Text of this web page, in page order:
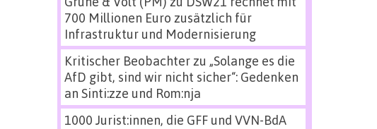
700 Millionen Euro zusätzlich für
Infrastruktur und Modernisierung
Kritischer Beobachterzu „Solange es die
AfD gibt, sind wir nicht sicher“: Gedenken
an Sinti:zze und Rom:nja
1000 Jurist:innen, die GFF und VVN-BdA